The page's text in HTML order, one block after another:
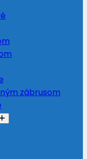
zábrusom